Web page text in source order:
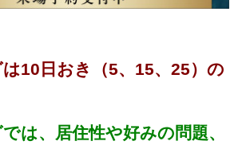
10日おき（5、15、25）の
は、居住性や好みの問題、